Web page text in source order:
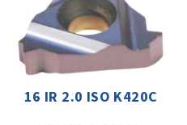
16 IR 2.0 ISO K420C